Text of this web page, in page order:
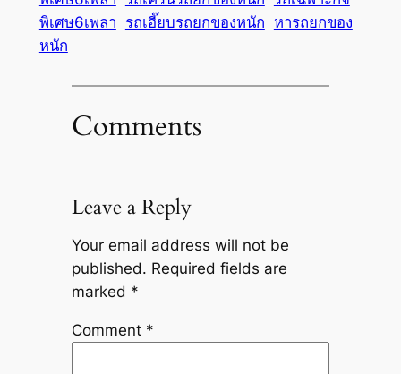
พิเศษ6เพลา รถเฮี๊ยบรถยกของหนัก หารถยกของ
หนัก
Comments
Leave a Reply
Your email address will not be
published. Required fields are
marked *
Comment *